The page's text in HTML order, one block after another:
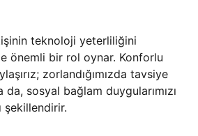
teknoloji yeterliliğini
önemli bir rol oynar. Konforlu
zorlandığımızda tavsiye
sosyal bağlam duygularımızı
şekillendirir.